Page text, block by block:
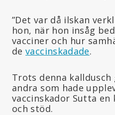
”Det var då ilskan
hon, när hon insåg
vacciner och hur
devaccinskadade.
Trots denna
andra som hade
vaccinskador Sutta en
och stöd.